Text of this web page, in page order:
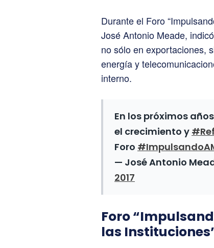
Durante el Foro
José Antonio Meade,
no sólo en exportaciones,
energía y
interno.
En los próximos
el crecimiento y
Foro
— José Antonio
2017
Foro
las